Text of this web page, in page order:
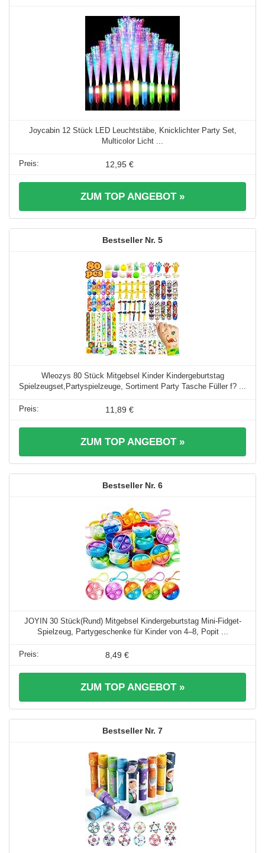
Joycabin 12 Stück LED Leuchtstäbe, Knicklichter Party Set,
Multicolor Licht ...
12,95 €
ZUM TOP ANGEBOT »
5
Wleozys 80 Stück Mitgebsel Kinder Kindergeburtstag
Spielzeugset,Partyspielzeuge, Sortiment Party Tasche Füller f? ...
11,89 €
ZUM TOP ANGEBOT »
6
JOYIN 30 Stück(Rund) Mitgebsel Kindergeburtstag Mini-Fidget-
Spielzeug, Partygeschenke für Kinder von 4–8, Popit ...
8,49 €
ZUM TOP ANGEBOT »
7